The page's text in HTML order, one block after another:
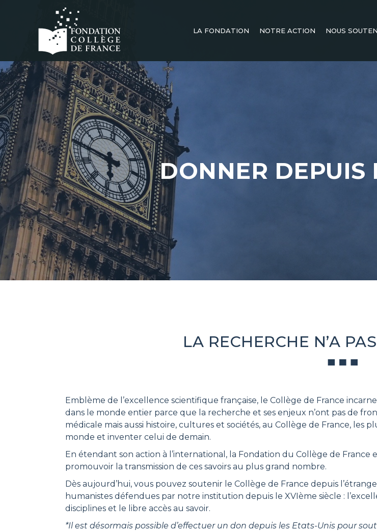
LA FONDATION NOTRE ACTION NOUS
DONNER DEPUIS
LA RECHERCHE N’A
Emblème de l’excellence scientifique française, le Collège de France
dans le monde entier parce que la recherche et ses enjeux n’ont pas de
médicale mais aussi histoire, cultures et sociétés, au Collège de France, les
monde et inventer celui de demain.
En étendant son action à l’international, la Fondation du Collège de
promouvoir la transmission de ces savoirs au plus grand nombre.
Dès aujourd’hui, vous pouvez soutenir le Collège de France depuis
humanistes défendues par notre institution depuis le XVIème siècle :
disciplines et le libre accès au savoir.
*Il est désormais possible d’effectuer un don depuis les Etats-Unis pour